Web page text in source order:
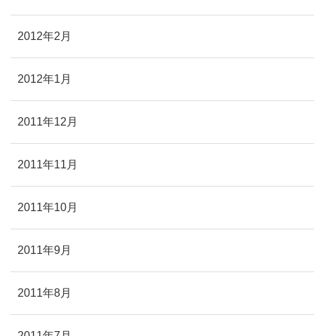
2012年2月
2012年1月
2011年12月
2011年11月
2011年10月
2011年9月
2011年8月